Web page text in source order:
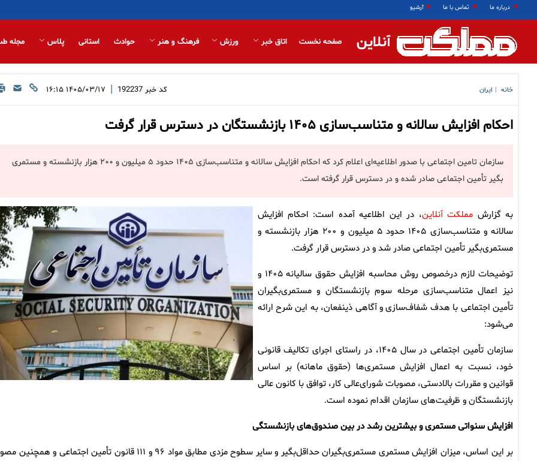
درباره ما تماس با ما آرشیو
آنلاین صفحه نخست اتاق خبر ورزش فرهنگ و هنر حوادث استانی پلاس مجله
خانه ایران کد خبر 192237
| ۱۴۰۵/۰۳/۱۷ ۱۶:۱۵
احکام افزایش سالانه و متناسب‌سازی ۱۴۰۵ بازنشستگان در دسترس قرار گرفت
سازمان تامین اجتماعی با صدور اطلاعیه‌ای اعلام کرد که احکام افزایش سالانه و متناسب‌سازی ۱۴۰۵ حدود ۵ میلیون و ۲۰۰ هزار بازنشسته و مستمری
بگیر تأمین اجتماعی صادر شده و در دسترس قرار گرفته است.
به گزارش مملکت آنلاین، در این اطلاعیه آمده است: احکام افزایش
سالانه و متناسب‌سازی ۱۴۰۵ حدود ۵ میلیون و ۲۰۰ هزار بازنشسته و
مستمری‌بگیر تأمین اجتماعی صادر شد و در دسترس قرار گرفت.
توضیحات لازم درخصوص روش محاسبه افزایش حقوق سالیانه ۱۴۰۵ و
نیز اعمال متناسب‌سازی مرحله سوم بازنشستگان و مستمری‌بگیران
تأمین اجتماعی با هدف شفاف‌سازی و آگاهی ذینفعان، به این شرح ارائه
می‌شود:
سازمان تأمین اجتماعی در سال ۱۴۰۵، در راستای اجرای تکالیف قانونی
خود، نسبت به اعمال افزایش مستمری‌ها (حقوق ماهانه) بر اساس
قوانین و مقررات بالادستی، مصوبات شورای‌عالی کار، توافق با کانون عالی
بازنشستگان و ظرفیت‌های سازمان اقدام نموده است.
افزایش سنواتی مستمری و بیشترین رشد در بین صندوق‌های بازنشستگی
بر این اساس، میزان افزایش مستمری مستمری‌بگیران حداقل‌بگیر و سایر سطوح مزدی مطابق مواد ۹۶ و ۱۱۱ قانون تأمین اجتماعی و